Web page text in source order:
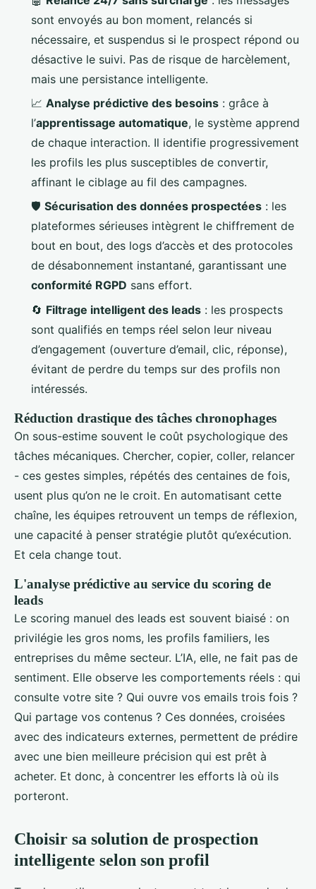
sont envoyés au bon moment, relancés si
nécessaire, et suspendus si le prospect répond ou
désactive le suivi. Pas de risque de harcèlement,
mais une persistance intelligente.
📈 Analyse prédictive des besoins : grâce à
l’apprentissage automatique, le système apprend
de chaque interaction. Il identifie progressivement
les profils les plus susceptibles de convertir,
affinant le ciblage au fil des campagnes.
🛡️ Sécurisation des données prospectées : les
plateformes sérieuses intègrent le chiffrement de
bout en bout, des logs d’accès et des protocoles
de désabonnement instantané, garantissant une
conformité RGPD sans effort.
🔄 Filtrage intelligent des leads : les prospects
sont qualifiés en temps réel selon leur niveau
d’engagement (ouverture d’email, clic, réponse),
évitant de perdre du temps sur des profils non
intéressés.
Réduction drastique des tâches chronophages
On sous-estime souvent le coût psychologique des
tâches mécaniques. Chercher, copier, coller, relancer
- ces gestes simples, répétés des centaines de fois,
usent plus qu’on ne le croit. En automatisant cette
chaîne, les équipes retrouvent un temps de réflexion,
une capacité à penser stratégie plutôt qu’exécution.
Et cela change tout.
L'analyse prédictive au service du scoring de
leads
Le scoring manuel des leads est souvent biaisé : on
privilégie les gros noms, les profils familiers, les
entreprises du même secteur. L’IA, elle, ne fait pas de
sentiment. Elle observe les comportements réels : qui
consulte votre site ? Qui ouvre vos emails trois fois ?
Qui partage vos contenus ? Ces données, croisées
avec des indicateurs externes, permettent de prédire
avec une bien meilleure précision qui est prêt à
acheter. Et donc, à concentrer les efforts là où ils
porteront.
Choisir sa solution de prospection
intelligente selon son profil